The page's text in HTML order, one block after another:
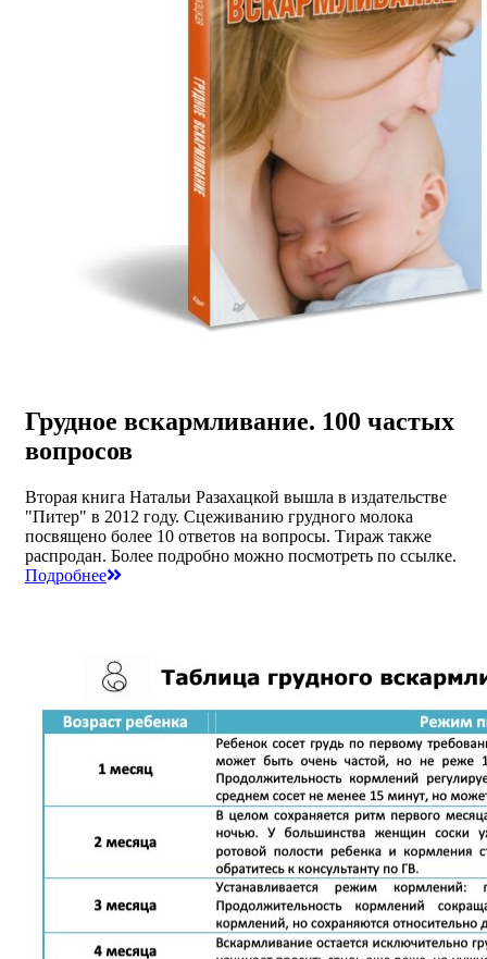
Грудное вскармливание. 100 частых
вопросов
Вторая книга Натальи Разахацкой вышла в издательстве
"Питер" в 2012 году. Сцеживанию грудного молока
посвящено более 10 ответов на вопросы. Тираж также
распродан. Более подробно можно посмотреть по ссылке.
Подробнее